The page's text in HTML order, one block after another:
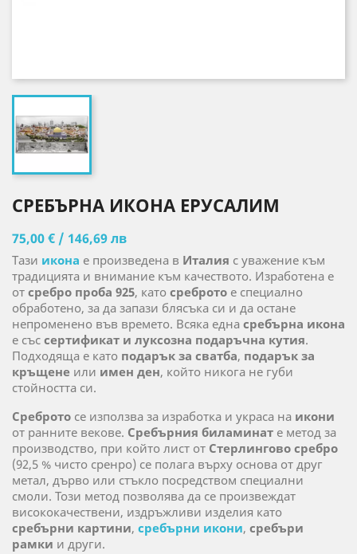
СРЕБЪРНА ИКОНА ЕРУСАЛИМ
75,00 € / 146,69 лв
Тази икона е произведена в Италия с уважение към
традицията и внимание към качеството. Изработена е
от сребро проба 925, като среброто е специално
обработено, за да запази блясъка си и да остане
непроменено във времето. Всяка една сребърна икона
е със сертификат и луксозна подаръчна кутия.
Подходяща е като подарък за сватба, подарък за
кръщене или имен ден, който никога не губи
стойността си.
Среброто се използва за изработка и украса на икони
от ранните векове. Сребърния биламинат е метод за
производство, при който лист от Стерлингово сребро
(92,5 % чисто сренро) се полага върху основа от друг
метал, дърво или стъкло посредством специални
смоли. Този метод позволява да се произвеждат
висококачествени, издръжливи изделия като
сребърни картини, сребърни икони, сребъри
рамки и други.